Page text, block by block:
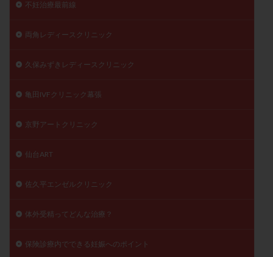
不妊治療最前線
両角レディースクリニック
久保みずきレディースクリニック
亀田IVFクリニック幕張
京野アートクリニック
仙台ART
佐久平エンゼルクリニック
体外受精ってどんな治療？
保険診療内でできる妊娠へのポイント